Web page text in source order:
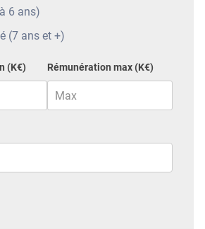
6 ans)
(7 ans et +)
(K€) Rémunération max (K€)